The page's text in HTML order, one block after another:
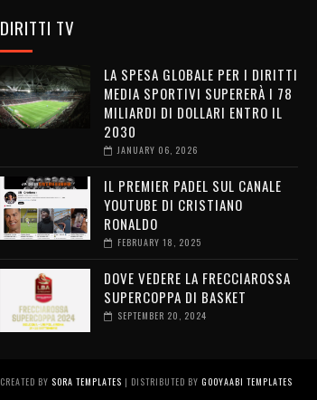
DIRITTI TV
LA SPESA GLOBALE PER I DIRITTI
MEDIA SPORTIVI SUPERERÀ I 78
MILIARDI DI DOLLARI ENTRO IL
2030
JANUARY 06, 2026
IL PREMIER PADEL SUL CANALE
YOUTUBE DI CRISTIANO
RONALDO
FEBRUARY 18, 2025
DOVE VEDERE LA FRECCIAROSSA
SUPERCOPPA DI BASKET
SEPTEMBER 20, 2024
CREATED BY SORA TEMPLATES | DISTRIBUTED BY GOOYAABI TEMPLATES